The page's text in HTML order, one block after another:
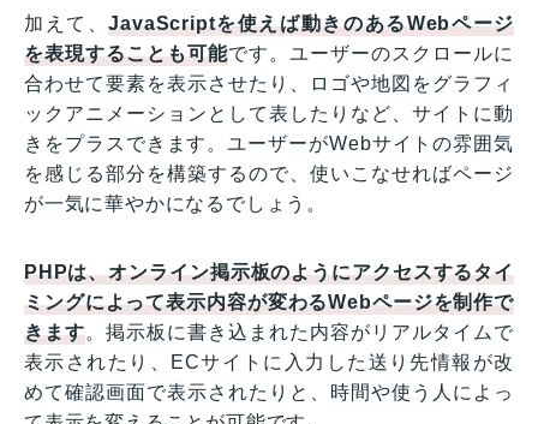
加えて、JavaScriptを使えば動きのあるWebページ
を表現することも可能です。ユーザーのスクロールに
合わせて要素を表示させたり、ロゴや地図をグラフィ
ックアニメーションとして表したりなど、サイトに動
きをプラスできます。ユーザーがWebサイトの雰囲気
を感じる部分を構築するので、使いこなせればページ
が一気に華やかになるでしょう。
PHPは、オンライン掲示板のようにアクセスするタイ
ミングによって表示内容が変わるWebページを制作で
きます。掲示板に書き込まれた内容がリアルタイムで
表示されたり、ECサイトに入力した送り先情報が改
めて確認画面で表示されたりと、時間や使う人によっ